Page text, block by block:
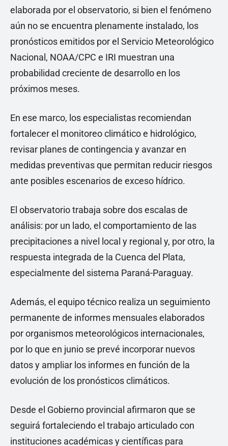
elaborada por el observatorio, si bien el fenómeno
aún no se encuentra plenamente instalado, los
pronósticos emitidos por el Servicio Meteorológico
Nacional, NOAA/CPC e IRI muestran una
probabilidad creciente de desarrollo en los
próximos meses.
En ese marco, los especialistas recomiendan
fortalecer el monitoreo climático e hidrológico,
revisar planes de contingencia y avanzar en
medidas preventivas que permitan reducir riesgos
ante posibles escenarios de exceso hídrico.
El observatorio trabaja sobre dos escalas de
análisis: por un lado, el comportamiento de las
precipitaciones a nivel local y regional y, por otro, la
respuesta integrada de la Cuenca del Plata,
especialmente del sistema Paraná-Paraguay.
Además, el equipo técnico realiza un seguimiento
permanente de informes mensuales elaborados
por organismos meteorológicos internacionales,
por lo que en junio se prevé incorporar nuevos
datos y ampliar los informes en función de la
evolución de los pronósticos climáticos.
Desde el Gobierno provincial afirmaron que se
seguirá fortaleciendo el trabajo articulado con
instituciones académicas y científicas para